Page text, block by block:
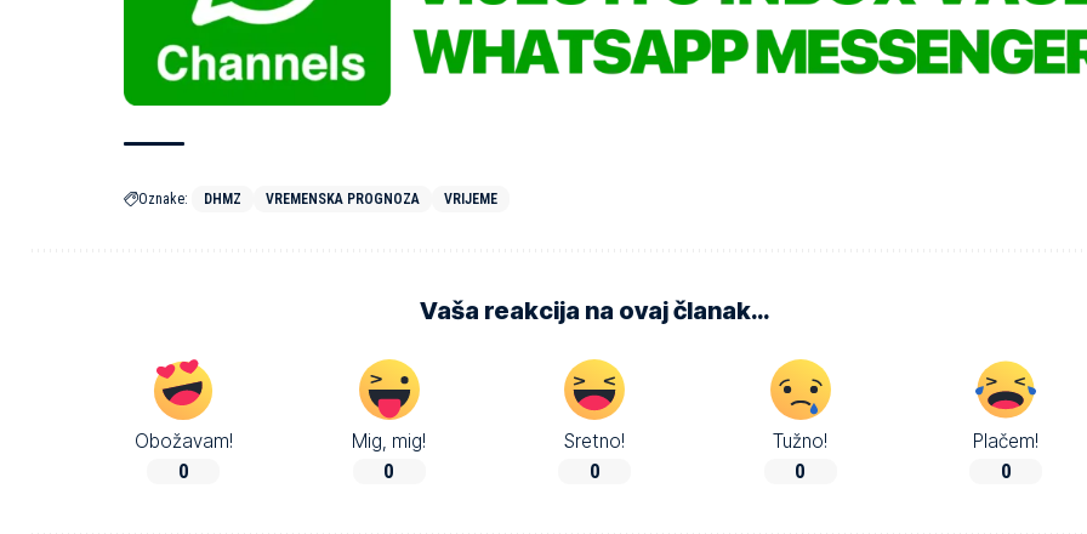
Oznake: DHMZ VREMENSKA PROGNOZA VRIJEME
Vaša reakcija na ovaj članak…
Obožavam!
0
Mig, mig!
0
Sretno!
0
Tužno!
0
Plačem!
0